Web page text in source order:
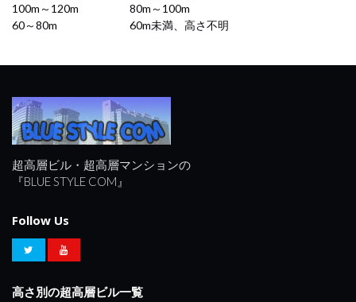
100m～120m
80m～100m
60～80m
60m未満、高さ不明
超高層ビル・超高層マンションの
『BLUE STYLE COM』
Follow Us
高さ別の超高層ビル一覧